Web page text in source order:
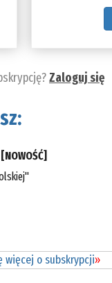
Zaloguj się
[NOWOŚĆ]
więcej o subskrypcji»